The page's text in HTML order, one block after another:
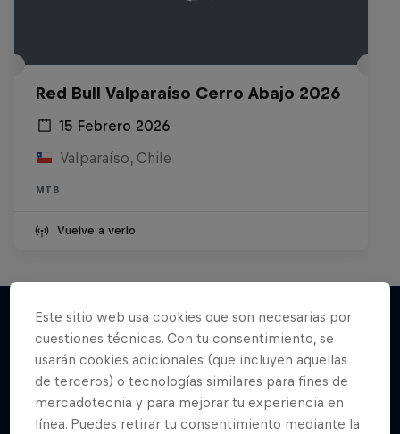
Red Bull Valparaíso Cerro Abajo 2026
15 Febrero 2026
Valparaíso, Chile
MTB
Vuelve a verlo
Más contenidos similares
Este sitio web usa cookies que son necesarias por
cuestiones técnicas. Con tu consentimiento, se
usarán cookies adicionales (que incluyen aquellas
de terceros) o tecnologías similares para fines de
mercadotecnia y para mejorar tu experiencia en
línea. Puedes retirar tu consentimiento mediante la